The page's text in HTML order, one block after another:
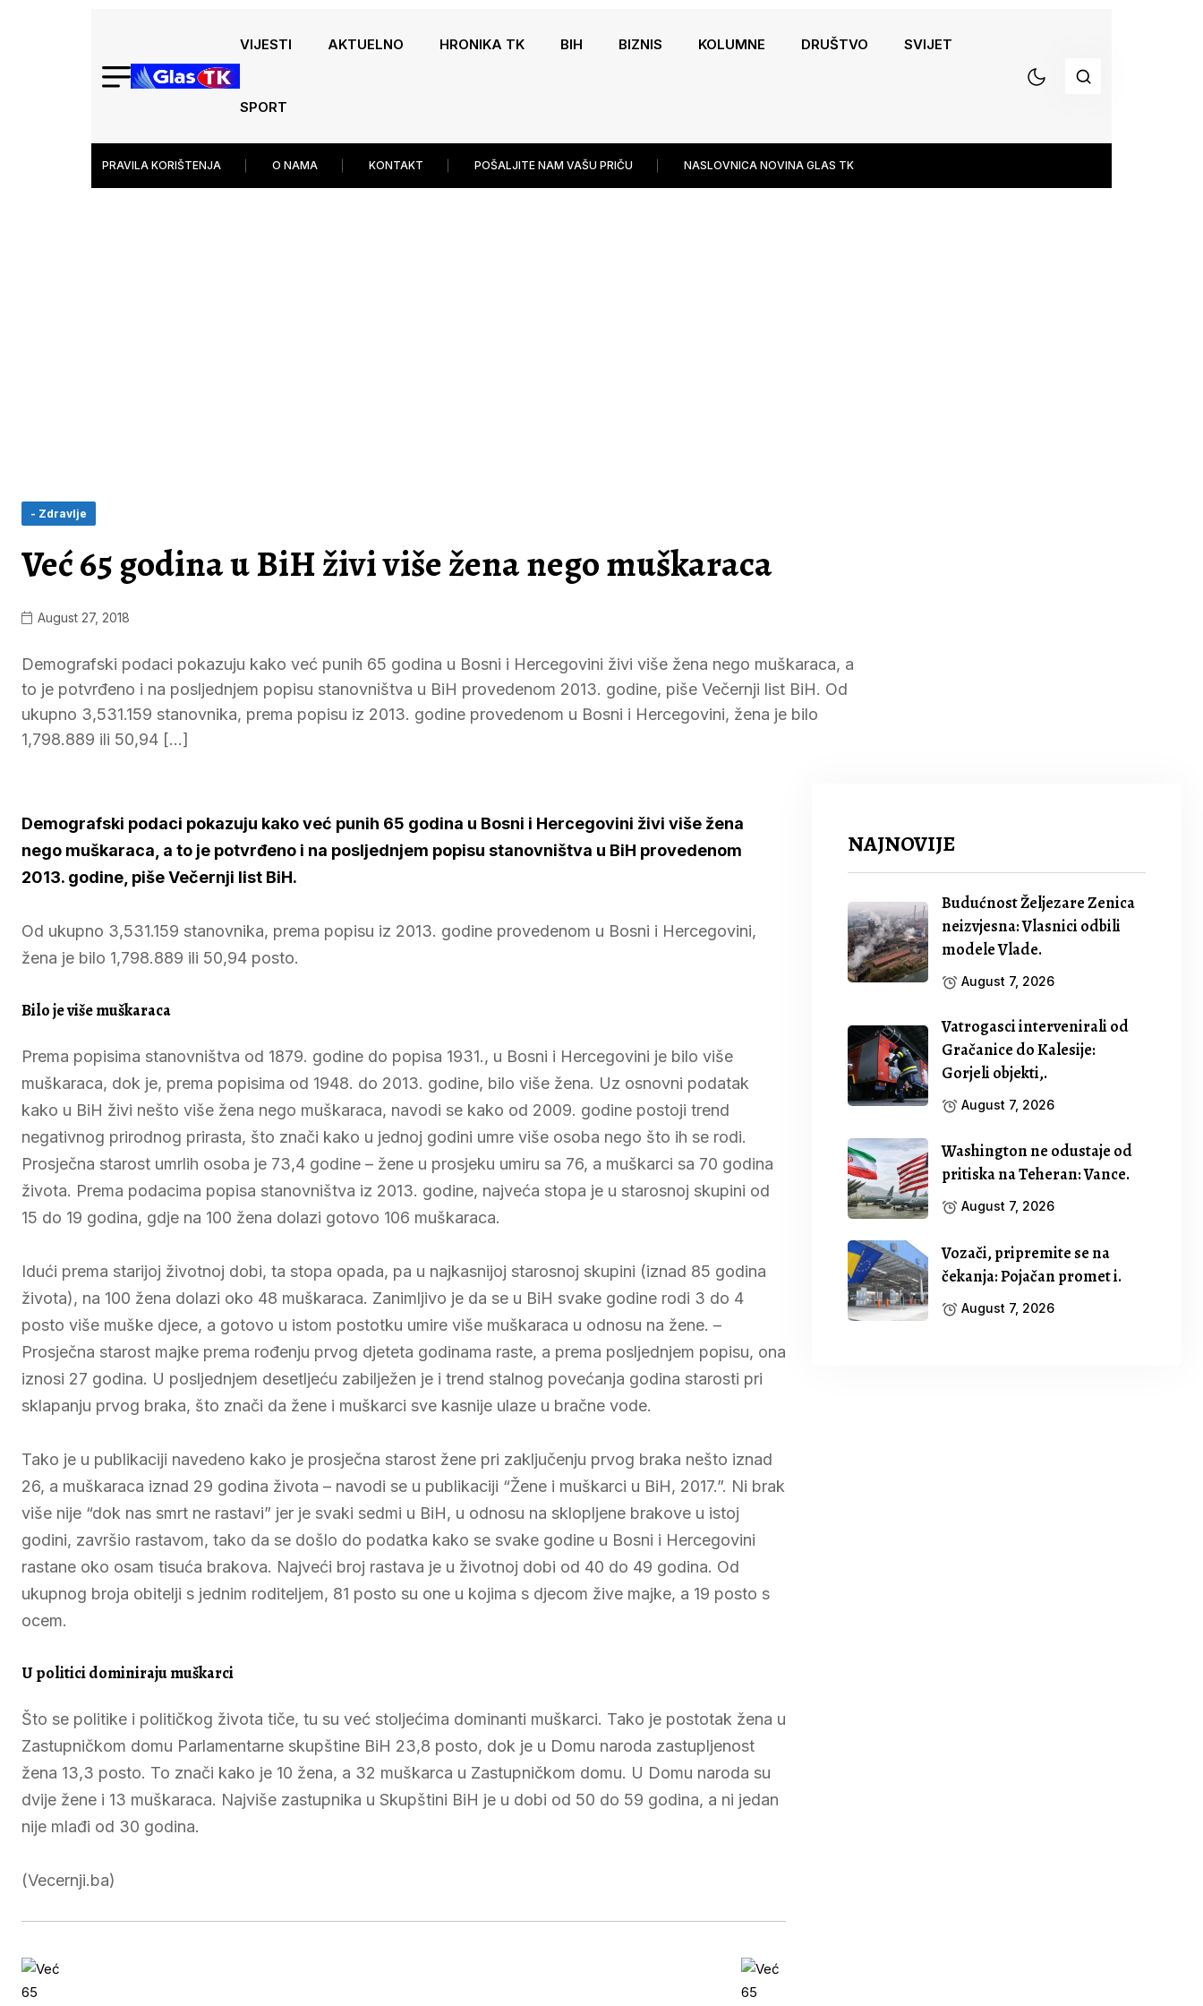
VIJESTI AKTUELNO HRONIKA TK BIH BIZNIS KOLUMNE DRUŠTVO SVIJET
SPORT
PRAVILA KORIŠTENJA O NAMA KONTAKT POŠALJITE NAM VAŠU PRIČU NASLOVNICA NOVINA GLAS TK
- Zdravlje
Već 65 godina u BiH živi više žena nego muškaraca
August 27, 2018
Demografski podaci pokazuju kako već punih 65 godina u Bosni i Hercegovini živi više žena nego muškaraca, a
to je potvrđeno i na posljednjem popisu stanovništva u BiH provedenom 2013. godine, piše Večernji list BiH. Od
ukupno 3,531.159 stanovnika, prema popisu iz 2013. godine provedenom u Bosni i Hercegovini, žena je bilo
1,798.889 ili 50,94 […]
Demografski podaci pokazuju kako već punih 65 godina u Bosni i Hercegovini živi više žena
nego muškaraca, a to je potvrđeno i na posljednjem popisu stanovništva u BiH provedenom
2013. godine, piše Večernji list BiH.
Od ukupno 3,531.159 stanovnika, prema popisu iz 2013. godine provedenom u Bosni i Hercegovini,
žena je bilo 1,798.889 ili 50,94 posto.
Bilo je više muškaraca
Prema popisima stanovništva od 1879. godine do popisa 1931., u Bosni i Hercegovini je bilo više
muškaraca, dok je, prema popisima od 1948. do 2013. godine, bilo više žena. Uz osnovni podatak
kako u BiH živi nešto više žena nego muškaraca, navodi se kako od 2009. godine postoji trend
negativnog prirodnog prirasta, što znači kako u jednoj godini umre više osoba nego što ih se rodi.
Prosječna starost umrlih osoba je 73,4 godine – žene u prosjeku umiru sa 76, a muškarci sa 70 godina
života. Prema podacima popisa stanovništva iz 2013. godine, najveća stopa je u starosnoj skupini od
15 do 19 godina, gdje na 100 žena dolazi gotovo 106 muškaraca.
Idući prema starijoj životnoj dobi, ta stopa opada, pa u najkasnijoj starosnoj skupini (iznad 85 godina
života), na 100 žena dolazi oko 48 muškaraca. Zanimljivo je da se u BiH svake godine rodi 3 do 4
posto više muške djece, a gotovo u istom postotku umire više muškaraca u odnosu na žene. –
Prosječna starost majke prema rođenju prvog djeteta godinama raste, a prema posljednjem popisu, ona
iznosi 27 godina. U posljednjem desetljeću zabilježen je i trend stalnog povećanja godina starosti pri
sklapanju prvog braka, što znači da žene i muškarci sve kasnije ulaze u bračne vode.
Tako je u publikaciji navedeno kako je prosječna starost žene pri zaključenju prvog braka nešto iznad
26, a muškaraca iznad 29 godina života – navodi se u publikaciji “Žene i muškarci u BiH, 2017.”. Ni brak
više nije “dok nas smrt ne rastavi” jer je svaki sedmi u BiH, u odnosu na sklopljene brakove u istoj
godini, završio rastavom, tako da se došlo do podatka kako se svake godine u Bosni i Hercegovini
rastane oko osam tisuća brakova. Najveći broj rastava je u životnoj dobi od 40 do 49 godina. Od
ukupnog broja obitelji s jednim roditeljem, 81 posto su one u kojima s djecom žive majke, a 19 posto s
ocem.
U politici dominiraju muškarci
Što se politike i političkog života tiče, tu su već stoljećima dominanti muškarci. Tako je postotak žena u
Zastupničkom domu Parlamentarne skupštine BiH 23,8 posto, dok je u Domu naroda zastupljenost
žena 13,3 posto. To znači kako je 10 žena, a 32 muškarca u Zastupničkom domu. U Domu naroda su
dvije žene i 13 muškaraca. Najviše zastupnika u Skupštini BiH je u dobi od 50 do 59 godina, a ni jedan
nije mlađi od 30 godina.
(Vecernji.ba)
NAJNOVIJE
Budućnost Željezare Zenica
neizvjesna: Vlasnici odbili
modele Vlade.
August 7, 2026
Vatrogasci intervenirali od
Gračanice do Kalesije:
Gorjeli objekti,.
August 7, 2026
Washington ne odustaje od
pritiska na Teheran: Vance.
August 7, 2026
Vozači, pripremite se na
čekanja: Pojačan promet i.
August 7, 2026